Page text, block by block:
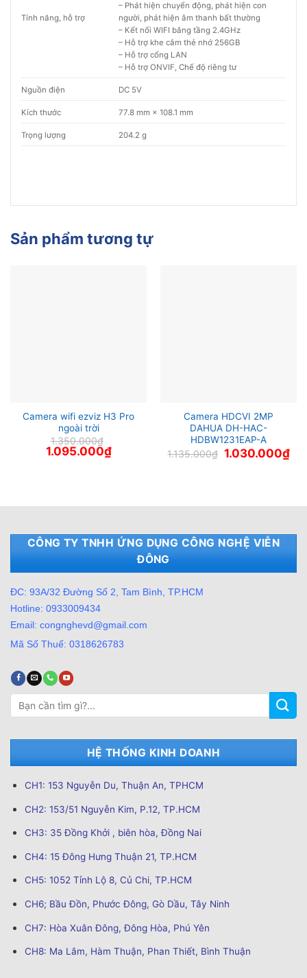
Tính năng, hỗ trợ
– Phát hiện chuyển động, phát hiện con
người, phát hiện âm thanh bất thường
– Kết nối WIFI băng tầng 2.4GHz
– Hỗ trợ khe cắm thẻ nhớ 256GB
– Hỗ trợ cổng LAN
– Hỗ trợ ONVIF, Chế độ riêng tư
Nguồn điện DC 5V
Kích thước 77.8 mm × 108.1 mm
Trọng lượng 204.2 g
Sản phẩm tương tự
Camera wifi ezviz H3 Pro
ngoài trời
1.350.000₫
Giá
gốc
1.095.000₫Giá
hiện
Camera HDCVI 2MP
DAHUA DH-HAC-
HDBW1231EAP-A
1.135.000₫ Giá
gốc
1.030.000₫Giá
hiện
CÔNG TY TNHH ỨNG DỤNG CÔNG NGHỆ VIỄN
ĐÔNG
ĐC: 93A/32 Đường Số 2, Tam Bình, TP.HCM
Hotline: 0933009434
Email: congnghevd@gmail.com
Mã Số Thuế: 0318626783
Tìm
kiếm:
HỆ THỐNG KINH DOANH
CH1: 153 Nguyễn Du, Thuận An, TPHCM
CH2: 153/51 Nguyễn Kim, P.12, TP.HCM
CH3: 35 Đồng Khởi , biên hòa, Đồng Nai
CH4: 15 Đông Hưng Thuận 21, TP.HCM
CH5: 1052 Tỉnh Lộ 8, Củ Chi, TP.HCM
CH6; Bầu Đồn, Phước Đông, Gò Dầu, Tây Ninh
CH7: Hòa Xuân Đông, Đông Hòa, Phú Yên
CH8: Ma Lâm, Hàm Thuận, Phan Thiết, Bình Thuận